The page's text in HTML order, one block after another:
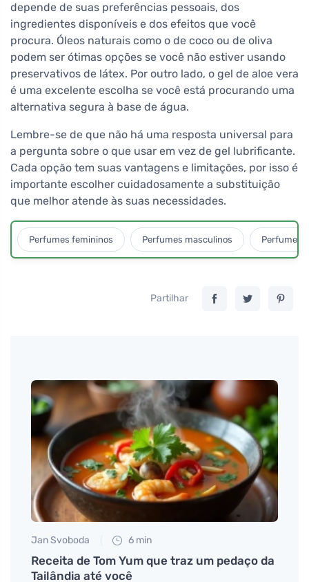
depende de suas preferências pessoais, dos
ingredientes disponíveis e dos efeitos que você
procura. Óleos naturais como o de coco ou de oliva
podem ser ótimas opções se você não estiver usando
preservativos de látex. Por outro lado, o gel de aloe vera
é uma excelente escolha se você está procurando uma
alternativa segura à base de água.
Lembre-se de que não há uma resposta universal para
a pergunta sobre o que usar em vez de gel lubrificante.
Cada opção tem suas vantagens e limitações, por isso é
importante escolher cuidadosamente a substituição
que melhor atende às suas necessidades.
Perfumes femininos Perfumes masculinos Perfumes
Partilhar
Jan Svoboda 6 min
Receita de Tom Yum que traz um pedaço da
Tailândia até você